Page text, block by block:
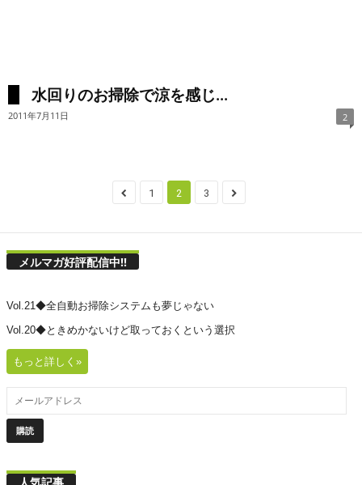
水回りのお掃除で涼を感じ...
2011年7月11日 2
1 2 3
メルマガ好評配信中!!
Vol.21◆全自動お掃除システムも夢じゃない
Vol.20◆ときめかないけど取っておくという選択
もっと詳しく»